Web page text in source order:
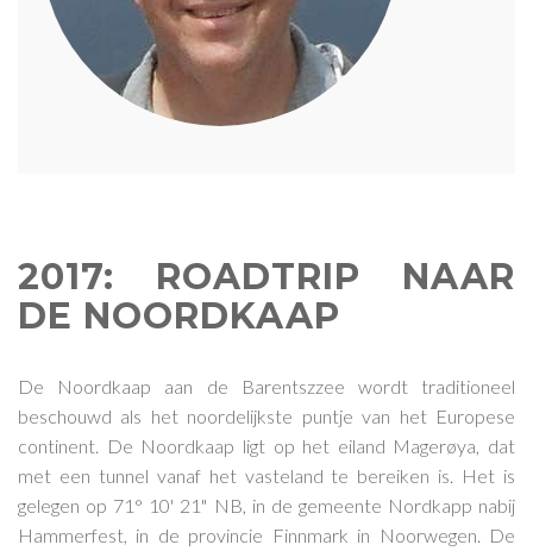
2017: ROADTRIP NAAR
DE NOORDKAAP
De Noordkaap aan de Barentszzee wordt traditioneel
beschouwd als het noordelijkste puntje van het Europese
continent. De Noordkaap ligt op het eiland Magerøya, dat
met een tunnel vanaf het vasteland te bereiken is. Het is
gelegen op 71° 10' 21" NB, in de gemeente Nordkapp nabij
Hammerfest, in de provincie Finnmark in Noorwegen. De